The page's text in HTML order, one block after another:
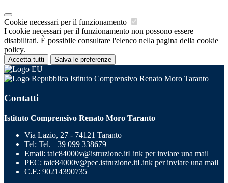
Cookie necessari per il funzionamento
I cookie necessari per il funzionamento non possono essere
disabilitati. È possibile consultare l'elenco nella pagina della cookie
policy.
Accetta tutti Salva le preferenze
Istituto Comprensivo Renato Moro Taranto
Contatti
Istituto Comprensivo Renato Moro Taranto
Via Lazio, 27 - 74121 Taranto
Tel: Tel. +39 099 338679
Email: taic84000v@istruzione.itLink per inviare una mail
PEC: taic84000v@pec.istruzione.itLink per inviare una mail
C.F.: 90214390735